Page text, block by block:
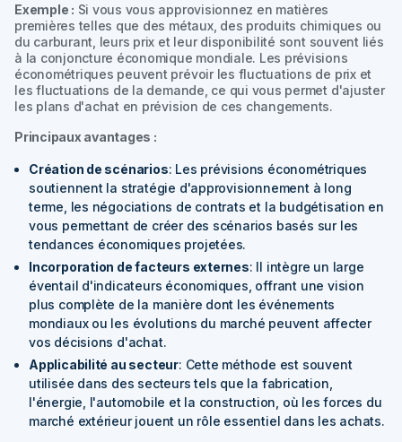
Exemple : Si vous vous approvisionnez en matières
premières telles que des métaux, des produits chimiques ou
du carburant, leurs prix et leur disponibilité sont souvent liés
à la conjoncture économique mondiale. Les prévisions
économétriques peuvent prévoir les fluctuations de prix et
les fluctuations de la demande, ce qui vous permet d'ajuster
les plans d'achat en prévision de ces changements.
Principaux avantages :
Création de scénarios: Les prévisions économétriques
soutiennent la stratégie d'approvisionnement à long
terme, les négociations de contrats et la budgétisation en
vous permettant de créer des scénarios basés sur les
tendances économiques projetées.
Incorporation de facteurs externes: Il intègre un large
éventail d'indicateurs économiques, offrant une vision
plus complète de la manière dont les événements
mondiaux ou les évolutions du marché peuvent affecter
vos décisions d'achat.
Applicabilité au secteur: Cette méthode est souvent
utilisée dans des secteurs tels que la fabrication,
l'énergie, l'automobile et la construction, où les forces du
marché extérieur jouent un rôle essentiel dans les achats.